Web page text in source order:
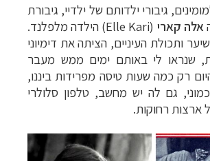
גיבורי ילדותם של ילדיי, גיבורת
אלה קארי (
Elle Kari) הילדה מלפלנד.
ותכולת העיניים, הציתה את דימיוני
שנראו לי באותם ימים ממש מעבר
רק כמה שעות טיסה מפרידות ביננו,
גם לה יש מחשב, טלפון סלולרי
ארצות רחוקות.